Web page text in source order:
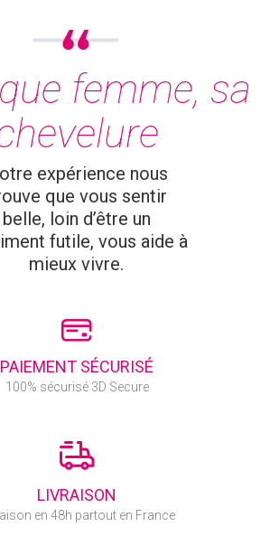
femme, sa
expérience nous
que vous sentir
belle, loin d’être un
futile, vous aide à
mieux vivre.
PAIEMENT SÉCURISÉ
100% sécurisé 3D Secure
LIVRAISON
en 48h partout en France